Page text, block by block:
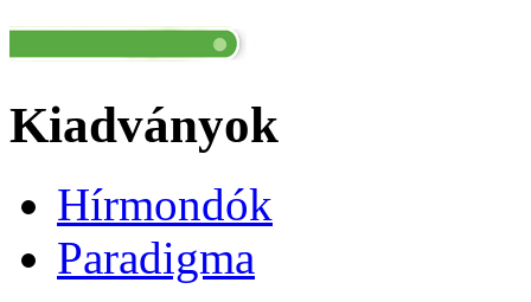
Kiadványok
Hírmondók
Paradigma